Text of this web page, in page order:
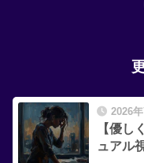
2026
【優し
ュアル